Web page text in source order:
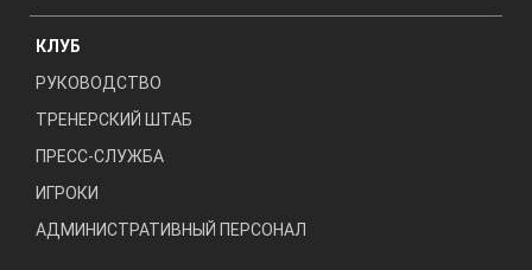
КЛУБ
РУКОВОДСТВО
ТРЕНЕРСКИЙ ШТАБ
ПРЕСС-СЛУЖБА
ИГРОКИ
АДМИНИСТРАТИВНЫЙ ПЕРСОНАЛ